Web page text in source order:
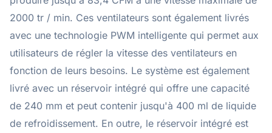
2000 tr / min. Ces ventilateurs sont également livrés
avec une technologie PWM intelligente qui permet aux
utilisateurs de régler la vitesse des ventilateurs en
fonction de leurs besoins. Le système est également
livré avec un réservoir intégré qui offre une capacité
de 240 mm et peut contenir jusqu'à 400 ml de liquide
de refroidissement. En outre, le réservoir intégré est